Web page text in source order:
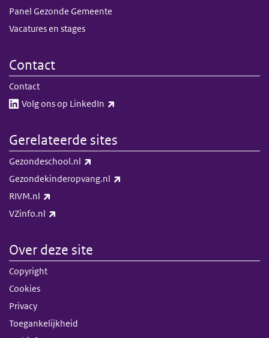
Panel Gezonde Gemeente
Vacatures en stages
Contact
Contact
Volg ons op LinkedIn​​
Gerelateerde sites
Gezondeschool.nl
Gezondekinderopvang.nl
RIVM.nl
VZinfo.nl
Over deze site
Copyright
Cookies
Privacy
Toegankelijkheid